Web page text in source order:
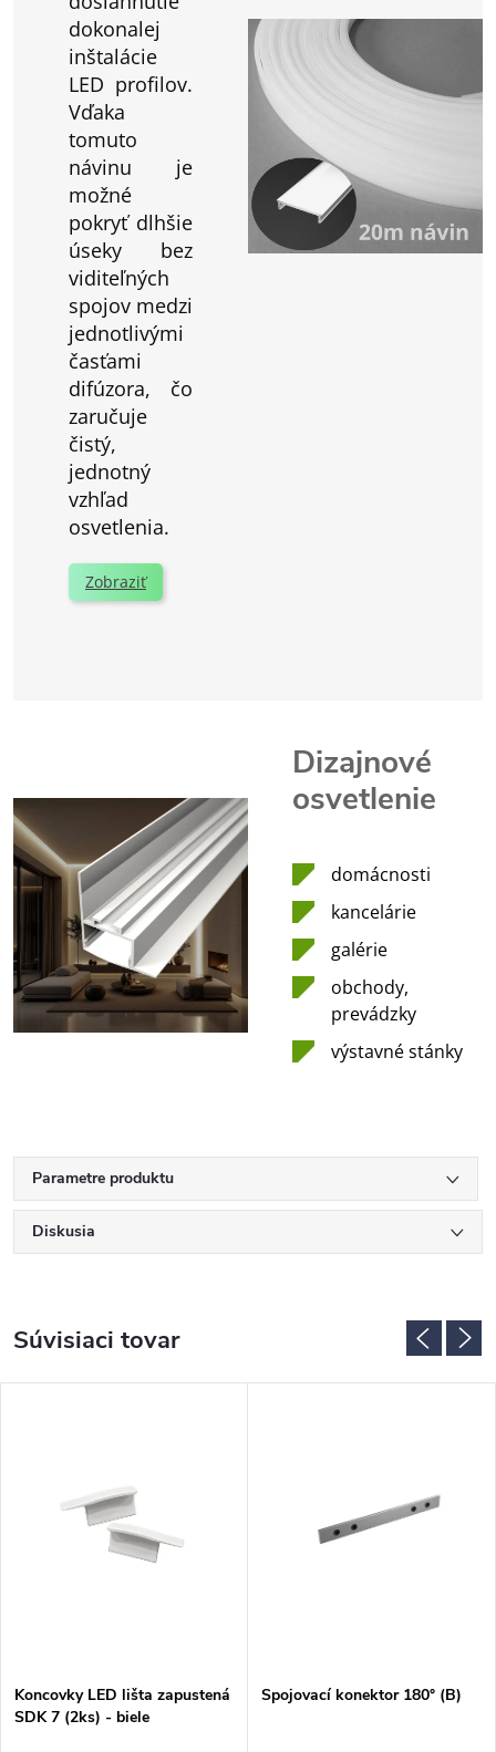
dokonalej
inštalácie
LED profilov.
Vďaka
tomuto
návinu je
možné
pokryť dlhšie
úseky bez
viditeľných
spojov medzi
jednotlivými
časťami
difúzora, čo
zaručuje
čistý,
jednotný
vzhľad
osvetlenia.
Zobraziť
Dizajnové
osvetlenie
domácnosti
kancelárie
galérie
obchody,
prevádzky
výstavné stánky
Parametre produktu
Diskusia
Súvisiaci tovar
Koncovky LED lišta zapustená
SDK 7 (2ks) - biele
Spojovací konektor 180° (B)